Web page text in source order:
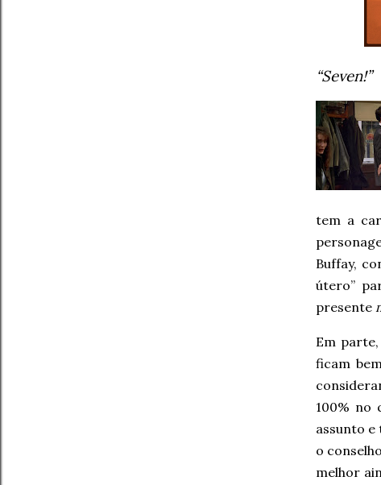
“Seven!”
tem a
Buffay,
útero”
presente
Em
ficam
100% no
assunto e
o
melhor